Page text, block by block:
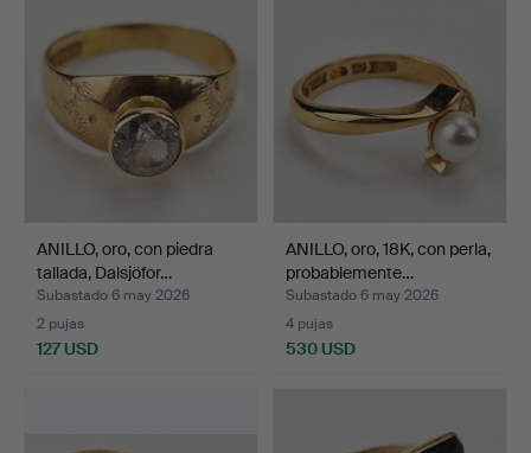
ANILLO, oro, con piedra
tallada, Dalsjöfor…
Subastado 6 may 2026
2 pujas
127 USD
ANILLO, oro, 18K, con perla,
probablemente…
Subastado 6 may 2026
4 pujas
530 USD